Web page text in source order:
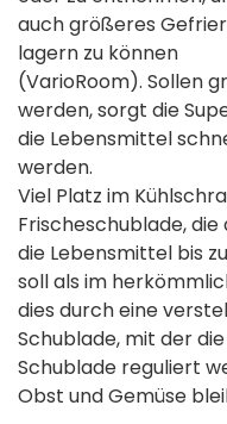
auch größeres
lagern zu können
(VarioRoom). Sollen
werden, sorgt die
die Lebensmittel
werden.
Viel Platz im
Frischeschublade,
die Lebensmittel bis
soll als im
dies durch eine
Schublade, mit der
Schublade reguliert
Obst und Gemüse